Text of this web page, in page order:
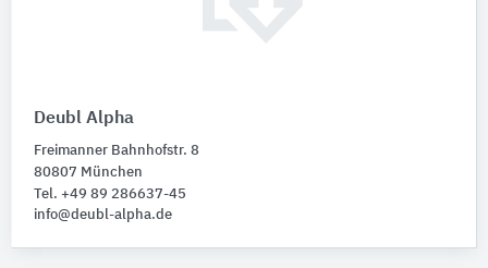
Deubl Alpha
Freimanner Bahnhofstr. 8
80807 München
Tel. +49 89 286637-45
info@deubl-alpha.de